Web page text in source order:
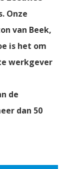
Onze
van Beek,
is het om
werkgever
de
dan 50